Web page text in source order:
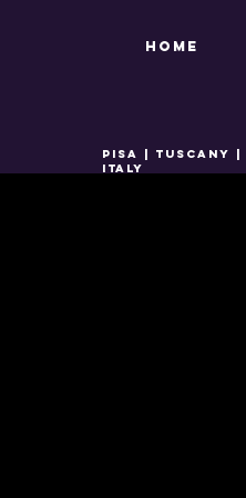
PISA | TUSCANY |
ITALY
HOME